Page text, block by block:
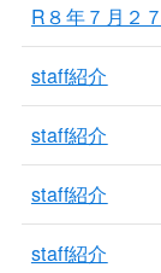
R８年７月２
staff紹介
staff紹介
staff紹介
staff紹介